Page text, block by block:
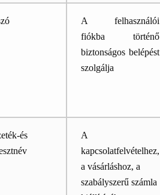
A felhasználói
fiókba történő
biztonságos belépést
szolgálja
és
A
kapcsolatfelvételhez,
a vásárláshoz, a
szabályszerű számla